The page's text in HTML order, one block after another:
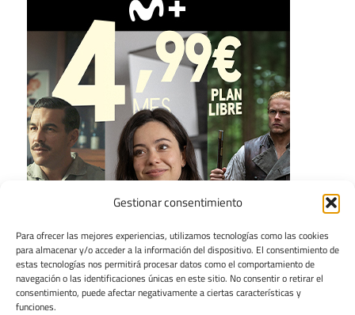
Gestionar consentimiento
Para ofrecer las mejores experiencias, utilizamos tecnologías como las cookies
para almacenar y/o acceder a la información del dispositivo. El consentimiento de
estas tecnologías nos permitirá procesar datos como el comportamiento de
navegación o las identificaciones únicas en este sitio. No consentir o retirar el
consentimiento, puede afectar negativamente a ciertas características y
funciones.